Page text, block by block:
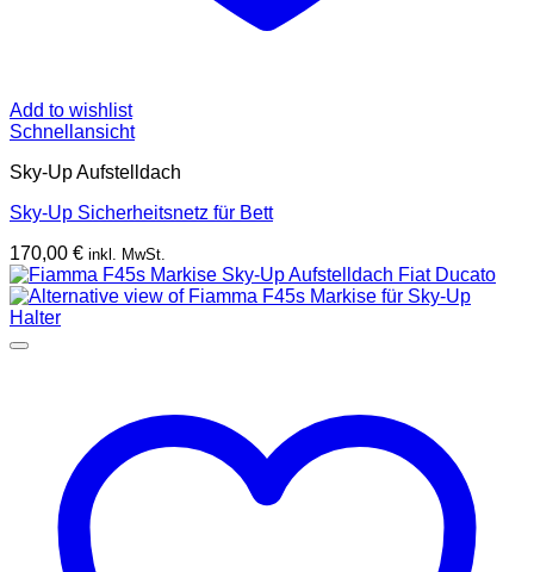
Add to wishlist
Schnellansicht
Sky-Up Aufstelldach
Sky-Up Sicherheitsnetz für Bett
170,00 € inkl. MwSt.